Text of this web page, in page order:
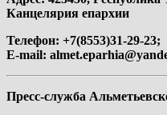
Канцелярия епархии
Телефон: +7(8553)31-29-23;
E-mail:
Пресс-служба